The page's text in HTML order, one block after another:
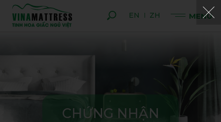
EN ZH
CHỨNG NHẬN